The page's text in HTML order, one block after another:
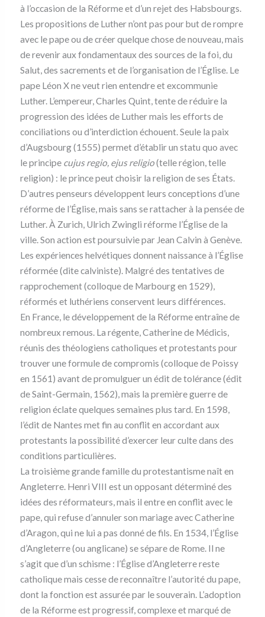
à l’occasion de la Réforme et d’un rejet des Habsbourgs.
Les propositions de Luther n’ont pas pour but de rompre
avec le pape ou de créer quelque chose de nouveau, mais
de revenir aux fondamentaux des sources de la foi, du
Salut, des sacrements et de l’organisation de l’Église. Le
pape Léon X ne veut rien entendre et excommunie
Luther. L’empereur, Charles Quint, tente de réduire la
progression des idées de Luther mais les efforts de
conciliations ou d’interdiction échouent. Seule la paix
d’Augsbourg (1555) permet d’établir un statu quo avec
le principe cujus regio, ejus religio(telle région, telle
religion) : le prince peut choisir la religion de ses États.
D’autres penseurs développent leurs conceptions d’une
réforme de l’Église, mais sans se rattacher à la pensée de
Luther. À Zurich, Ulrich Zwingli réforme l’Église de la
ville. Son action est poursuivie par Jean Calvin à Genève.
Les expériences helvétiques donnent naissance à l’Église
réformée (dite calviniste). Malgré des tentatives de
rapprochement (colloque de Marbourg en 1529),
réformés et luthériens conservent leurs différences.
En France, le développement de la Réforme entraîne de
nombreux remous. La régente, Catherine de Médicis,
réunis des théologiens catholiques et protestants pour
trouver une formule de compromis (colloque de Poissy
en 1561) avant de promulguer un édit de tolérance (édit
de Saint-Germain, 1562), mais la première guerre de
religion éclate quelques semaines plus tard. En 1598,
l’édit de Nantes met fin au conflit en accordant aux
protestants la possibilité d’exercer leur culte dans des
conditions particulières.
La troisième grande famille du protestantisme naît en
Angleterre. Henri VIII est un opposant déterminé des
idées des réformateurs, mais il entre en conflit avec le
pape, qui refuse d’annuler son mariage avec Catherine
d’Aragon, qui ne lui a pas donné de fils. En 1534, l’Église
d’Angleterre (ou anglicane) se sépare de Rome. Il ne
s’agit que d’un schisme : l’Église d’Angleterre reste
catholique mais cesse de reconnaître l’autorité du pape,
dont la fonction est assurée par le souverain. L’adoption
de la Réforme est progressif, complexe et marqué de